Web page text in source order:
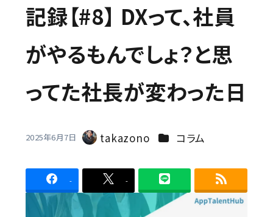
事例
コラム
お知らせ
Contact
記録【#8】 DXって、社員
がやるもんでしょ？と思
ってた社長が変わった日
2025年6月7日
著
者
takazono カテゴリー
コラム
- -